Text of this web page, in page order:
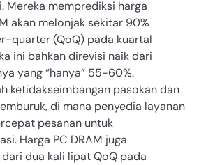
Mereka memprediksi harga
akan melonjak sekitar 90%
quarter (QoQ) pada kuartal
ini bahkan direvisi naik dari
yang “hanya” 55-60%.
ketidakseimbangan pasokan dan
di mana penyedia layanan
pesanan untuk
Harga PC DRAM juga
dua kali lipat QoQ pada